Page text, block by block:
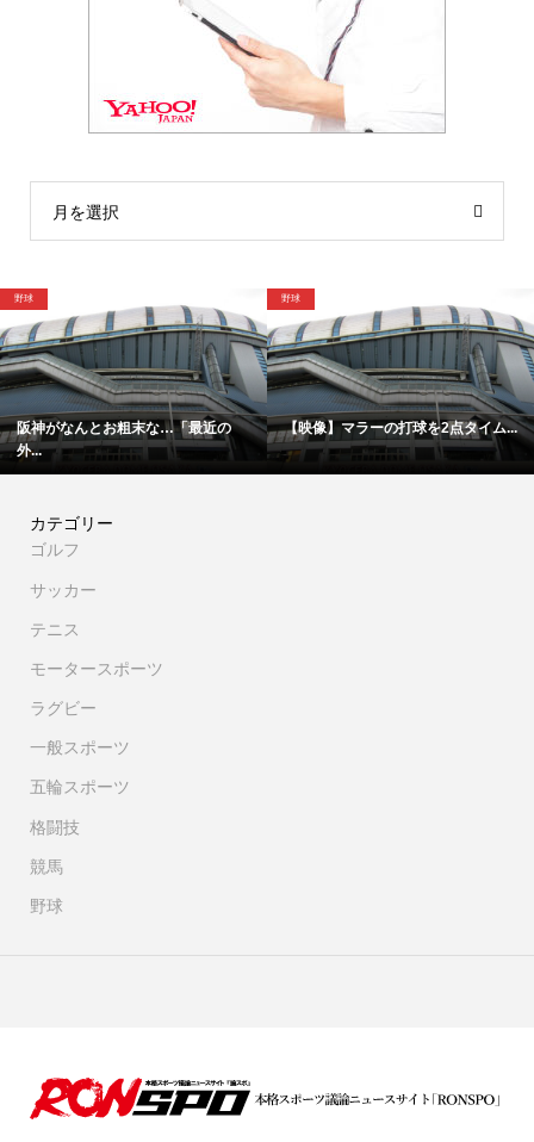
月を選択
とお粗末な…「最近の 【映像】マラーの打球を2点タイム... 「僕は厳
カテゴリー
ゴルフ
サッカー
テニス
モータースポーツ
ラグビー
一般スポーツ
五輪スポーツ
格闘技
競馬
野球